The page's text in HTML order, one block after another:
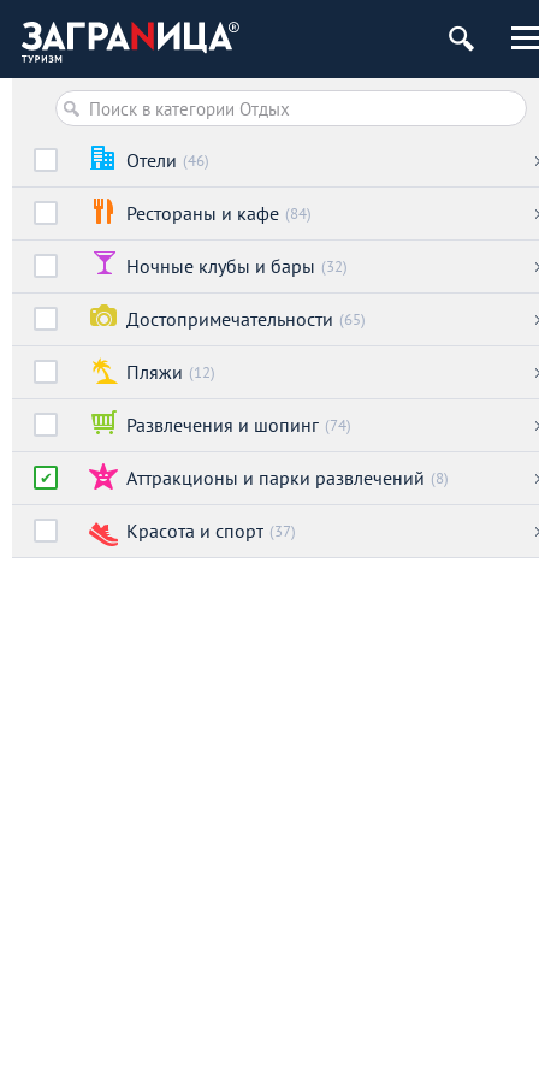
Отели (46)
Рестораны и кафе (84)
Ночные клубы и бары (32)
Достопримечательности (65)
Пляжи (12)
Развлечения и шопинг (74)
Аттракционы и парки развлечений (8)
Красота и спорт (37)